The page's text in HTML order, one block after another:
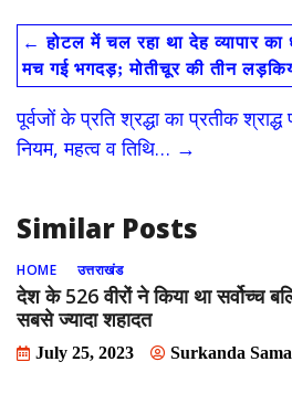
e
b
o
o
k
to
d
o
n
ai
l
ar
e
← होटल में चल रहा था देह व्यापार
मच गई भगदड़; मोतीचूर की तीन
पूर्वजों के प्रति श्रद्धा का प्रतीक
नियम, महत्व व तिथि… →
Similar Posts
HOME उत्तराखंड
देश के 526 वीरों ने किया था सर्वोच्‍च
सबसे ज्‍यादा शहादत
July 25, 2023 Surkanda